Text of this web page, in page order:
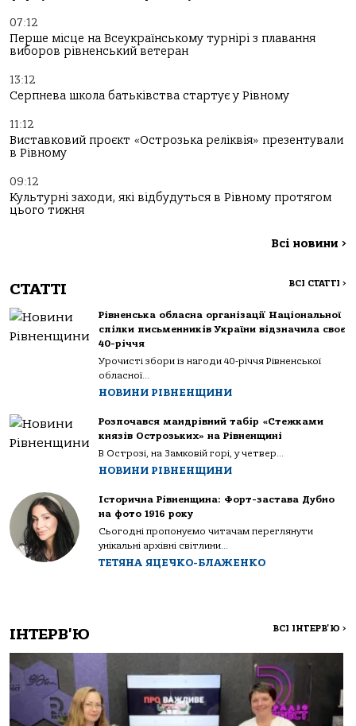
07:12
Перше місце на Всеукраїнському турнірі з плавання
виборов рівненський ветеран
13:12
Серпнева школа батьківства стартує у Рівному
11:12
Виставковий проєкт «Острозька реліквія» презентували
в Рівному
09:12
Культурні заходи, які відбудуться в Рівному протягом
цього тижня
Всі новини >
СТАТТІ ВСІ СТАТТІ >
Рівненська обласна організації Національної
спілки письменників України відзначила своє
40-річчя
Урочисті збори із нагоди 40-річчя Рівненської
обласної...
НОВИНИ РІВНЕНЩИНИ
Розпочався мандрівний табір «Стежками
князів Острозьких» на Рівненщині
В Острозі, на Замковій горі, у четвер...
НОВИНИ РІВНЕНЩИНИ
Історична Рівненщина: Форт-застава Дубно
на фото 1916 року
Сьогодні пропонуємо читачам переглянути
унікальні архівні світлини...
ТЕТЯНА ЯЦЕЧКО-БЛАЖЕНКО
ІНТЕРВ'Ю ВСІ ІНТЕРВ'Ю >